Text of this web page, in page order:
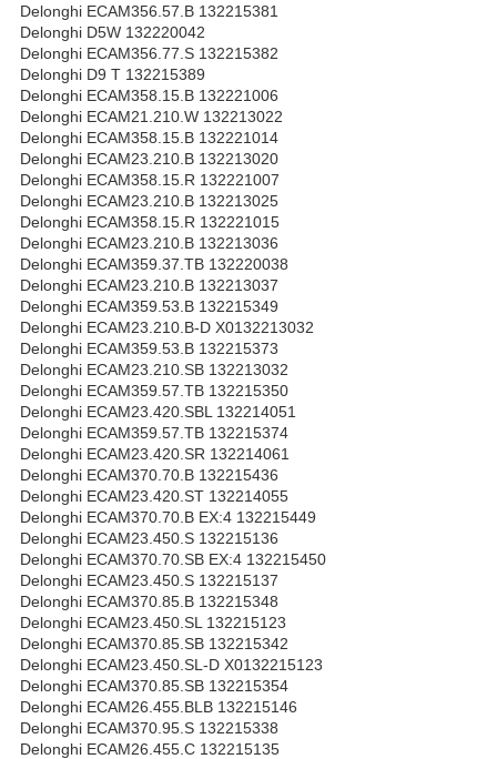
Delonghi ECAM356.57.B 132215381
Delonghi D5W 132220042
Delonghi ECAM356.77.S 132215382
Delonghi D9 T 132215389
Delonghi ECAM358.15.B 132221006
Delonghi ECAM21.210.W 132213022
Delonghi ECAM358.15.B 132221014
Delonghi ECAM23.210.B 132213020
Delonghi ECAM358.15.R 132221007
Delonghi ECAM23.210.B 132213025
Delonghi ECAM358.15.R 132221015
Delonghi ECAM23.210.B 132213036
Delonghi ECAM359.37.TB 132220038
Delonghi ECAM23.210.B 132213037
Delonghi ECAM359.53.B 132215349
Delonghi ECAM23.210.B-D X0132213032
Delonghi ECAM359.53.B 132215373
Delonghi ECAM23.210.SB 132213032
Delonghi ECAM359.57.TB 132215350
Delonghi ECAM23.420.SBL 132214051
Delonghi ECAM359.57.TB 132215374
Delonghi ECAM23.420.SR 132214061
Delonghi ECAM370.70.B 132215436
Delonghi ECAM23.420.ST 132214055
Delonghi ECAM370.70.B EX:4 132215449
Delonghi ECAM23.450.S 132215136
Delonghi ECAM370.70.SB EX:4 132215450
Delonghi ECAM23.450.S 132215137
Delonghi ECAM370.85.B 132215348
Delonghi ECAM23.450.SL 132215123
Delonghi ECAM370.85.SB 132215342
Delonghi ECAM23.450.SL-D X0132215123
Delonghi ECAM370.85.SB 132215354
Delonghi ECAM26.455.BLB 132215146
Delonghi ECAM370.95.S 132215338
Delonghi ECAM26.455.C 132215135